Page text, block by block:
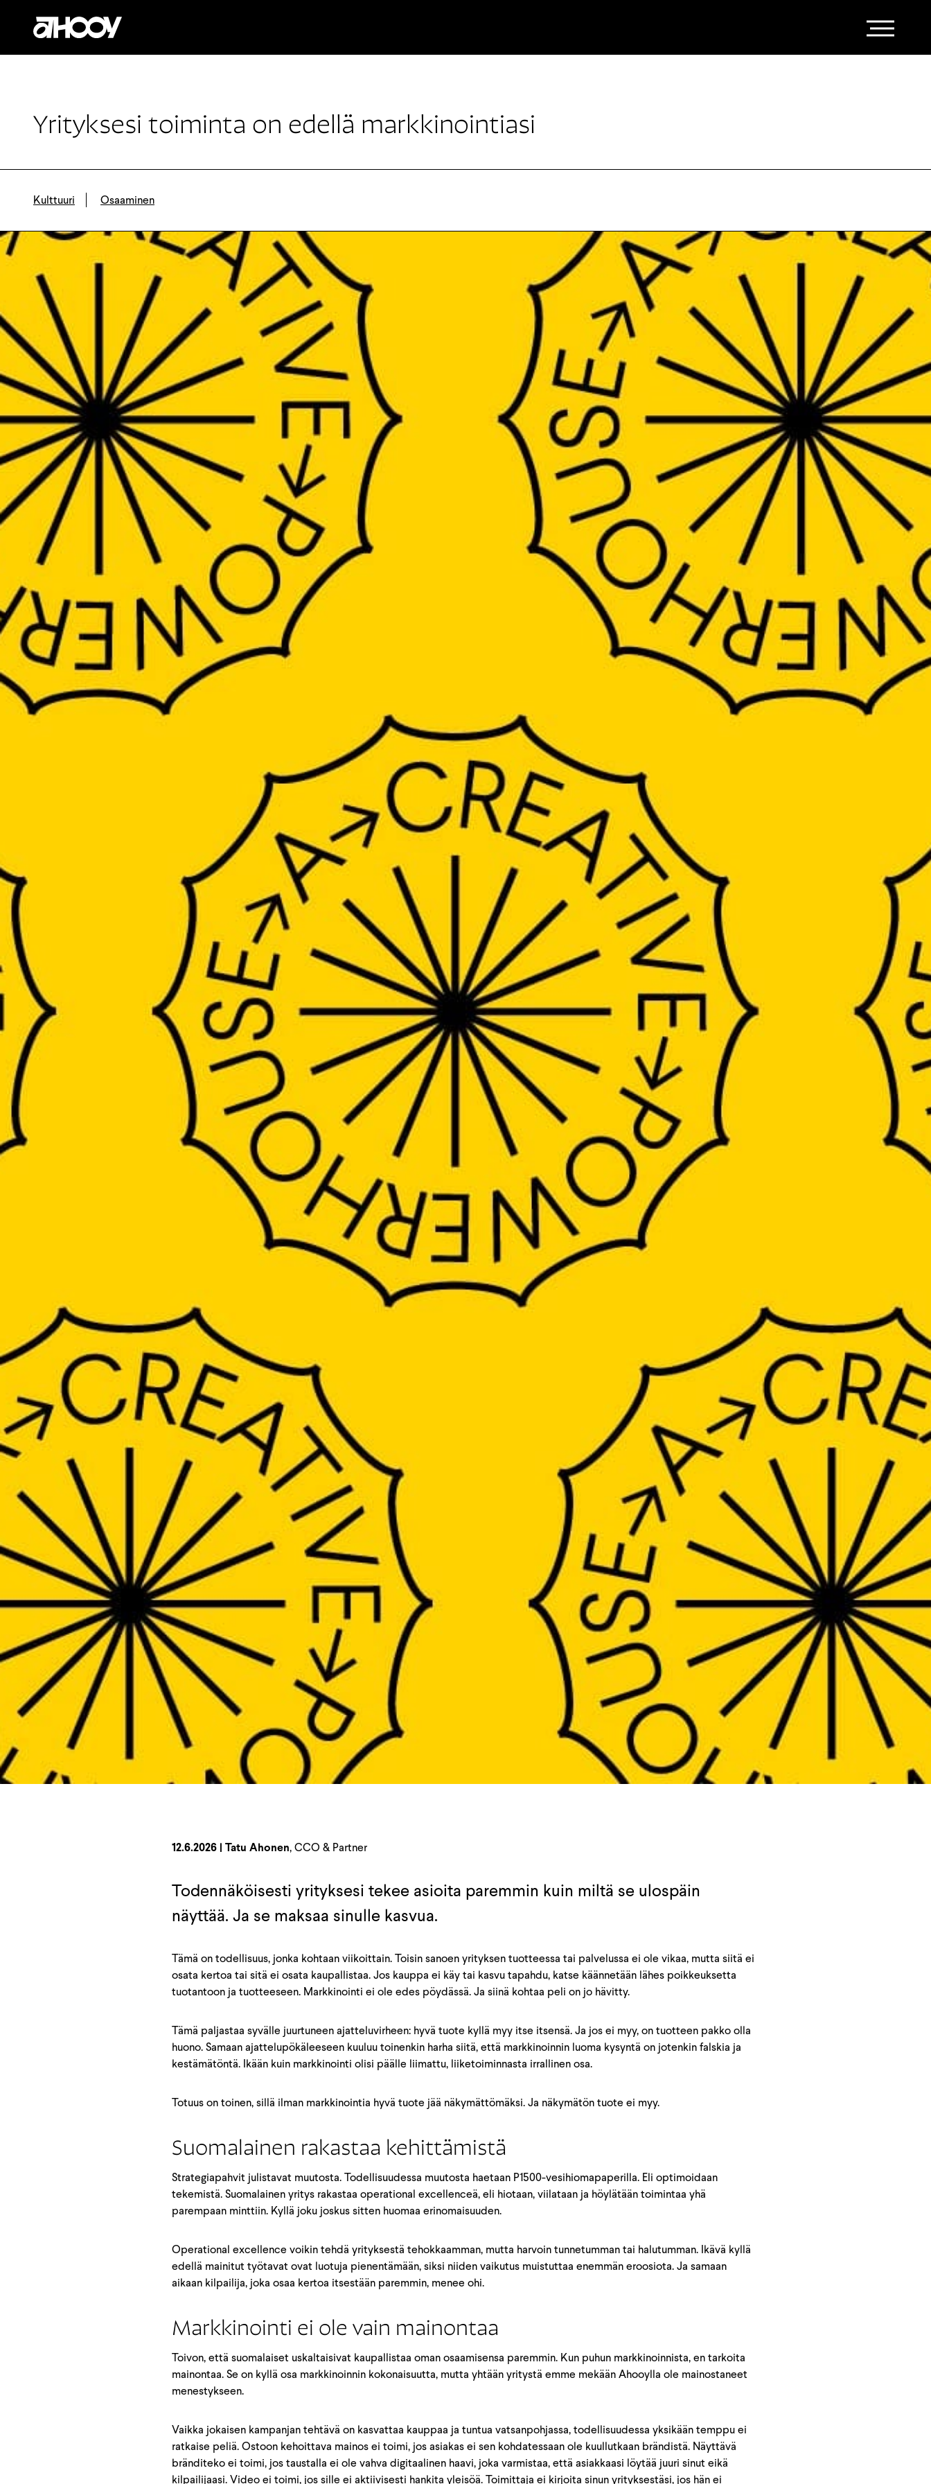
Yrityksesi toiminta on edellä markkinointiasi
Kulttuuri Osaaminen
12.6.2026 | Tatu Ahonen, CCO & Partner
Todennäköisesti yrityksesi tekee asioita paremmin kuin miltä se ulospäin
näyttää. Ja se maksaa sinulle kasvua.
Tämä on todellisuus, jonka kohtaan viikoittain. Toisin sanoen yrityksen tuotteessa tai palvelussa ei ole vikaa, mutta siitä ei
osata kertoa tai sitä ei osata kaupallistaa. Jos kauppa ei käy tai kasvu tapahdu, katse käännetään lähes poikkeuksetta
tuotantoon ja tuotteeseen. Markkinointi ei ole edes pöydässä. Ja siinä kohtaa peli on jo hävitty.
Tämä paljastaa syvälle juurtuneen ajatteluvirheen: hyvä tuote kyllä myy itse itsensä. Ja jos ei myy, on tuotteen pakko olla
huono. Samaan ajattelupökäleeseen kuuluu toinenkin harha siitä, että markkinoinnin luoma kysyntä on jotenkin falskia ja
kestämätöntä. Ikään kuin markkinointi olisi päälle liimattu, liiketoiminnasta irrallinen osa.
Totuus on toinen, sillä ilman markkinointia hyvä tuote jää näkymättömäksi. Ja näkymätön tuote ei myy.
Suomalainen rakastaa kehittämistä
Strategiapahvit julistavat muutosta. Todellisuudessa muutosta haetaan P1500-vesihiomapaperilla. Eli optimoidaan
tekemistä. Suomalainen yritys rakastaa operational excellenceä, eli hiotaan, viilataan ja höylätään toimintaa yhä
parempaan minttiin. Kyllä joku joskus sitten huomaa erinomaisuuden.
Operational excellence voikin tehdä yrityksestä tehokkaamman, mutta harvoin tunnetumman tai halutumman. Ikävä kyllä
edellä mainitut työtavat ovat luotuja pienentämään, siksi niiden vaikutus muistuttaa enemmän eroosiota. Ja samaan
aikaan kilpailija, joka osaa kertoa itsestään paremmin, menee ohi.
Markkinointi ei ole vain mainontaa
Toivon, että suomalaiset uskaltaisivat kaupallistaa oman osaamisensa paremmin. Kun puhun markkinoinnista, en tarkoita
mainontaa. Se on kyllä osa markkinoinnin kokonaisuutta, mutta yhtään yritystä emme mekään Ahooylla ole mainostaneet
menestykseen.
Vaikka jokaisen kampanjan tehtävä on kasvattaa kauppaa ja tuntua vatsanpohjassa, todellisuudessa yksikään temppu ei
ratkaise peliä. Ostoon kehoittava mainos ei toimi, jos asiakas ei sen kohdatessaan ole kuullutkaan brändistä. Näyttävä
bränditeko ei toimi, jos taustalla ei ole vahva digitaalinen haavi, joka varmistaa, että asiakkaasi löytää juuri sinut eikä
kilpailijaasi. Video ei toimi, jos sille ei aktiivisesti hankita yleisöä. Toimittaja ei kirjoita sinun yrityksestäsi, jos hän ei